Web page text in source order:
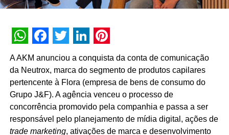
mesmo entusiasmo do primeiro dia, reafirmando nosso
valor para o ecossistema dos nossos clientes”.
Com um portfólio que carrega o histórico de projetos para
gigantes do mercado como Whirlpool, Heineken, Banco
BMG, Banco Inter, Grupo Boticário, Suvinil, GOL,
Havaianas e MetLife, para seguir o ritmo do seu
crescimento, a EAÍ?! inicia o novo ciclo com a conquista
das contas da Camil (convenção anual e viagem de
incentivo) e da Seara (campanhas de engajamento
WhatsApp
Facebook
Twitter
LinkedIn
Pinterest
A AKM anunciou a conquista da conta de comunicação
da Neutrox, marca do segmento de produtos capilares
pertencente à Flora (empresa de bens de consumo do
Grupo J&F). A agência venceu o processo de
concorrência promovido pela companhia e passa a ser
responsável pelo planejamento de mídia digital, ações de
trade marketing, ativações de marca e desenvolvimento